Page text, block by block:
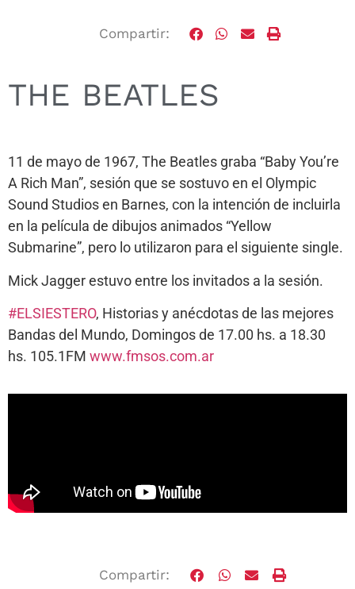
Compartir:
THE BEATLES
11 de mayo de 1967, The Beatles graba “Baby You’re
A Rich Man”, sesión que se sostuvo en el Olympic
Sound Studios en Barnes, con la intención de incluirla
en la película de dibujos animados “Yellow
Submarine”, pero lo utilizaron para el siguiente single.
Mick Jagger estuvo entre los invitados a la sesión.
#ELSIESTERO, Historias y anécdotas de las mejores
Bandas del Mundo, Domingos de 17.00 hs. a 18.30
hs. 105.1FM www.fmsos.com.ar
Compartir: